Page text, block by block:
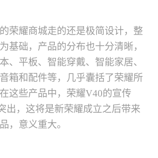
荣耀商城走的还是极简设计，整
基础，产品的分布也十分清晰，
、平板、智能穿戴、智能家居、
箱和配件等，几乎囊括了荣耀所
这些产品中，荣耀V40的宣传
出，这将是新荣耀成立之后带来
，意义重大。